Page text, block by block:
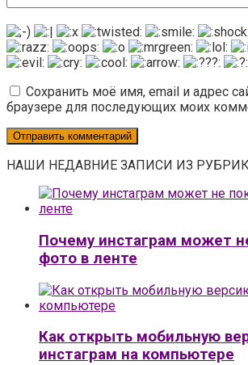
Сохранить моё имя, email и адрес
браузере для последующих моих
НАШИ НЕДАВНИЕ ЗАПИСИ ИЗ
Почему инстаграм может
фото в ленте
Как открыть мобильную
инстаграм на компьютере